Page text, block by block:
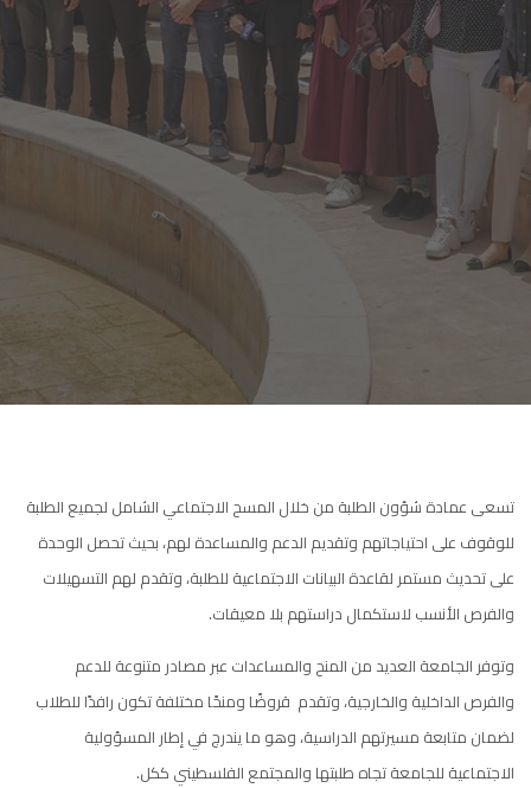
تسعى عمادة شؤون الطلبة من خلال المسح الاجتماعي الشامل لجميع الطلبة
للوقوف على احتياجاتهم وتقديم الدعم والمساعدة لهم، بحيث تحصل الوحدة
على تحديث مستمر لقاعدة البيانات الاجتماعية للطلبة، وتقدم لهم التسهيلات
والفرص الأنسب لاستكمال دراستهم بلا معيقات.
وتوفر الجامعة العديد من المنح والمساعدات عبر مصادر متنوعة للدعم
والفرص الداخلية والخارجية، وتقدم قروضًا ومنحًا مختلفة تكون رافدًا للطلاب
لضمان متابعة مسيرتهم الدراسية، وهو ما يندرج في إطار المسؤولية
الاجتماعية للجامعة تجاه طلبتها والمجتمع الفلسطيني ككل.